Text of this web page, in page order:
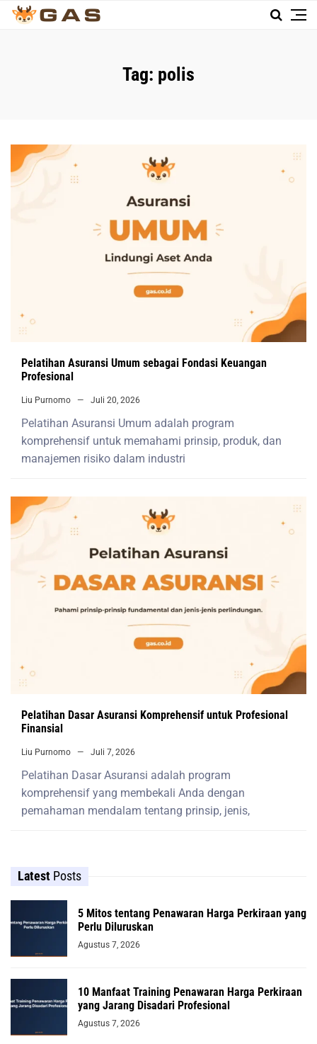
Tag: polis
Pelatihan Asuransi Umum sebagai Fondasi Keuangan
Profesional
Liu Purnomo Juli 20, 2026
Pelatihan Asuransi Umum adalah program
komprehensif untuk memahami prinsip, produk, dan
manajemen risiko dalam industri
Pelatihan Dasar Asuransi Komprehensif untuk Profesional
Finansial
Liu Purnomo Juli 7, 2026
Pelatihan Dasar Asuransi adalah program
komprehensif yang membekali Anda dengan
pemahaman mendalam tentang prinsip, jenis,
Latest Posts
5 Mitos tentang Penawaran Harga Perkiraan yang
Perlu Diluruskan
Agustus 7, 2026
10 Manfaat Training Penawaran Harga Perkiraan
yang Jarang Disadari Profesional
Agustus 7, 2026